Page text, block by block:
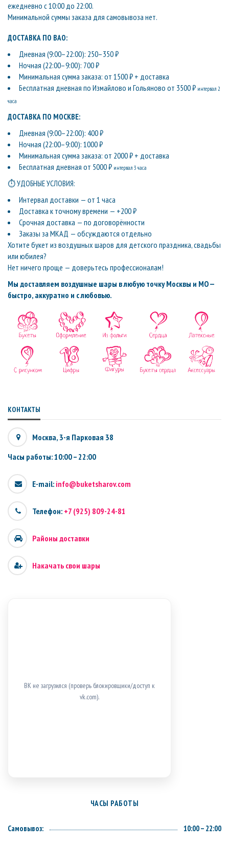
ежедневно с 10:00 до 22:00.
Минимальной суммы заказа для самовывоза нет.
ДОСТАВКА ПО ВАО:
Дневная (9:00–22:00): 250–350 ₽
Ночная (22:00–9:00): 700 ₽
Минимальная сумма заказа: от 1500 ₽ + доставка
Бесплатная дневная по Измайлово и Гольяново от 3500 ₽ интервал 2
часа
ДОСТАВКА ПО МОСКВЕ:
Дневная (9:00–22:00): 400 ₽
Ночная (22:00–9:00): 1000 ₽
Минимальная сумма заказа: от 2000 ₽ + доставка
Бесплатная дневная от 5000 ₽ интервал 3 часа
⏱ УДОБНЫЕ УСЛОВИЯ:
Интервал доставки — от 1 часа
Доставка к точному времени — +200 ₽
Срочная доставка — по договорённости
Заказы за МКАД — обсуждаются отдельно
Хотите букет из воздушных шаров для детского праздника, свадьбы
или юбилея?
Нет ничего проще — доверьтесь профессионалам!
Мы доставляем воздушные шары в любую точку Москвы и МО —
быстро, аккуратно и с любовью.
КОНТАКТЫ
Москва, 3-я Парковая 38
Часы работы: 10:00 – 22:00
E-mail: info@buketsharov.com
Телефон: +7 (925) 809-24-81
Районы доставки
Накачать свои шары
ВК не загрузился (проверь блокировщики/доступ к
vk.com).
ЧАСЫ РАБОТЫ
Самовывоз:
10:00 – 22:00